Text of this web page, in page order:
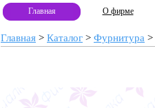
Главная О фирме
Главная > Каталог > Фурнитура >